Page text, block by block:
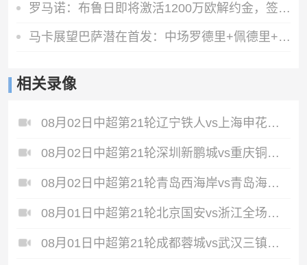
罗马诺：布鲁日即将激活1200万欧解约金，签下马略卡前锋比尔希利
马卡展望巴萨潜在首发：中场罗德里+佩德里+奥尔莫 阿德耶米中锋
相关录像
08月02日中超第21轮辽宁铁人vs上海申花全场录像
08月02日中超第21轮深圳新鹏城vs重庆铜梁龙全场录像
08月02日中超第21轮青岛西海岸vs青岛海牛全场录像
08月01日中超第21轮北京国安vs浙江全场录像
08月01日中超第21轮成都蓉城vs武汉三镇全场录像